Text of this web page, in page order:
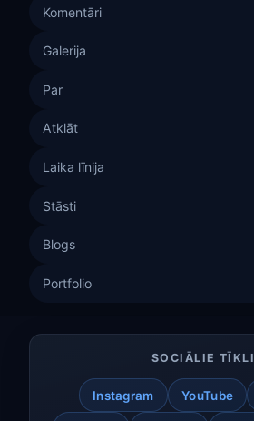
Komentāri
Galerija
Par
Atklāt
Laika līnija
Stāsti
Blogs
Portfolio
SOCIĀLIE TĪKLI
Instagram YouTube